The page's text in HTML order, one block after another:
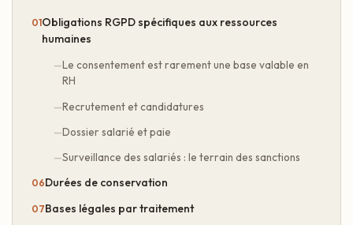
Obligations RGPD spécifiques aux ressources
humaines
Le consentement est rarement une base valable en
RH
Recrutement et candidatures
Dossier salarié et paie
Surveillance des salariés : le terrain des sanctions
Durées de conservation
Bases légales par traitement